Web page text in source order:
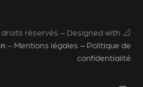
réservés – Designed with 📐
– Mentions légales – Politique de
confidentialité